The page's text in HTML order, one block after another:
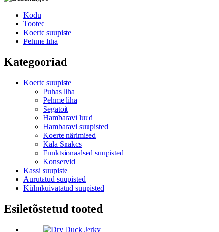
Kodu
Tooted
Koerte suupiste
Pehme liha
Kategooriad
Koerte suupiste
Puhas liha
Pehme liha
Segatoit
Hambaravi luud
Hambaravi suupisted
Koerte närimised
Kala Snakcs
Funktsionaalsed suupisted
Konservid
Kassi suupiste
Aurutatud suupisted
Külmkuivatatud suupisted
Esiletõstetud tooted